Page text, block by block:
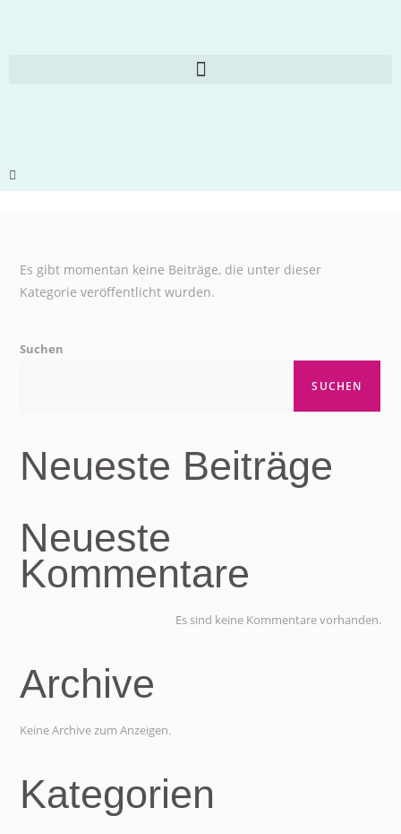
Es gibt momentan keine Beiträge, die unter dieser
Kategorie veröffentlicht wurden.
Suchen
SUCHEN
Neueste Beiträge
Neueste
Kommentare
Es sind keine Kommentare vorhanden.
Archive
Keine Archive zum Anzeigen.
Kategorien